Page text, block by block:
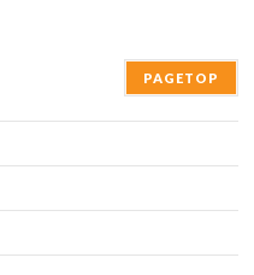
PAGETOP